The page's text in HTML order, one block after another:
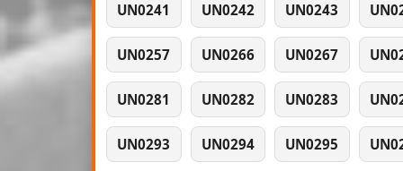
UN0241 UN0242 UN0243
UN0257 UN0266 UN0267
UN0281 UN0282 UN0283
UN0293 UN0294 UN0295